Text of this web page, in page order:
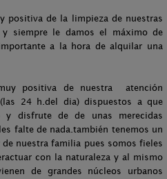
positiva de la limpieza de nuestras
siempre le damos el máximo de
a la hora de alquilar una
positiva de nuestra atención
24 h.del dia) dispuestos a que
y disfrute de de unas merecidas
falte de nada.también tenemos un
nuestra familia pues somos fieles
con la naturaleza y al mismo
de grandes núcleos urbanos